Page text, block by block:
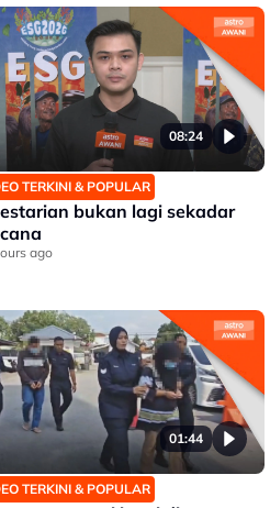
08:24
TERKINI & POPULAR
bukan lagi sekadar
ago
01:44
TERKINI & POPULAR